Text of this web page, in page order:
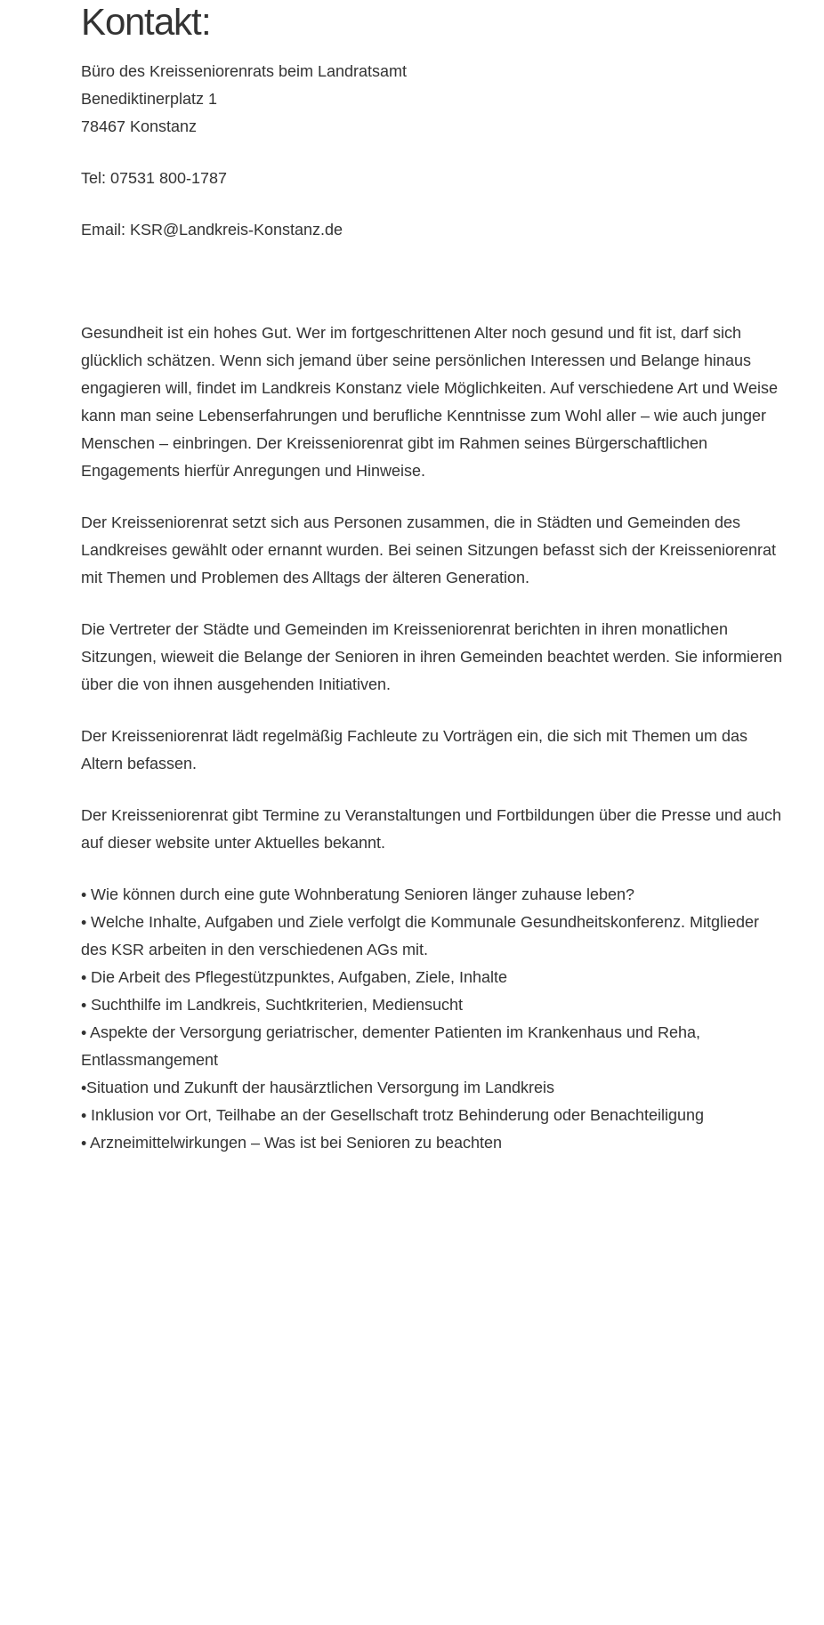
Kontakt:
Büro des Kreisseniorenrats beim Landratsamt
Benediktinerplatz 1
78467 Konstanz
Tel: 07531 800-1787
Email: KSR@Landkreis-Konstanz.de
Gesundheit ist ein hohes Gut. Wer im fortgeschrittenen Alter noch gesund und fit ist, darf sich
glücklich schätzen. Wenn sich jemand über seine persönlichen Interessen und Belange hinaus
engagieren will, findet im Landkreis Konstanz viele Möglichkeiten. Auf verschiedene Art und Weise
kann man seine Lebenserfahrungen und berufliche Kenntnisse zum Wohl aller – wie auch junger
Menschen – einbringen. Der Kreisseniorenrat gibt im Rahmen seines Bürgerschaftlichen
Engagements hierfür Anregungen und Hinweise.
Der Kreisseniorenrat setzt sich aus Personen zusammen, die in Städten und Gemeinden des
Landkreises gewählt oder ernannt wurden. Bei seinen Sitzungen befasst sich der Kreisseniorenrat
mit Themen und Problemen des Alltags der älteren Generation.
Die Vertreter der Städte und Gemeinden im Kreisseniorenrat berichten in ihren monatlichen
Sitzungen, wieweit die Belange der Senioren in ihren Gemeinden beachtet werden. Sie informieren
über die von ihnen ausgehenden Initiativen.
Der Kreisseniorenrat lädt regelmäßig Fachleute zu Vorträgen ein, die sich mit Themen um das
Altern befassen.
Der Kreisseniorenrat gibt Termine zu Veranstaltungen und Fortbildungen über die Presse und auch
auf dieser website unter Aktuelles bekannt.
• Wie können durch eine gute Wohnberatung Senioren länger zuhause leben?
• Welche Inhalte, Aufgaben und Ziele verfolgt die Kommunale Gesundheitskonferenz. Mitglieder
des KSR arbeiten in den verschiedenen AGs mit.
• Die Arbeit des Pflegestützpunktes, Aufgaben, Ziele, Inhalte
• Suchthilfe im Landkreis, Suchtkriterien, Mediensucht
• Aspekte der Versorgung geriatrischer, dementer Patienten im Krankenhaus und Reha,
Entlassmangement
•Situation und Zukunft der hausärztlichen Versorgung im Landkreis
• Inklusion vor Ort, Teilhabe an der Gesellschaft trotz Behinderung oder Benachteiligung
• Arzneimittelwirkungen – Was ist bei Senioren zu beachten